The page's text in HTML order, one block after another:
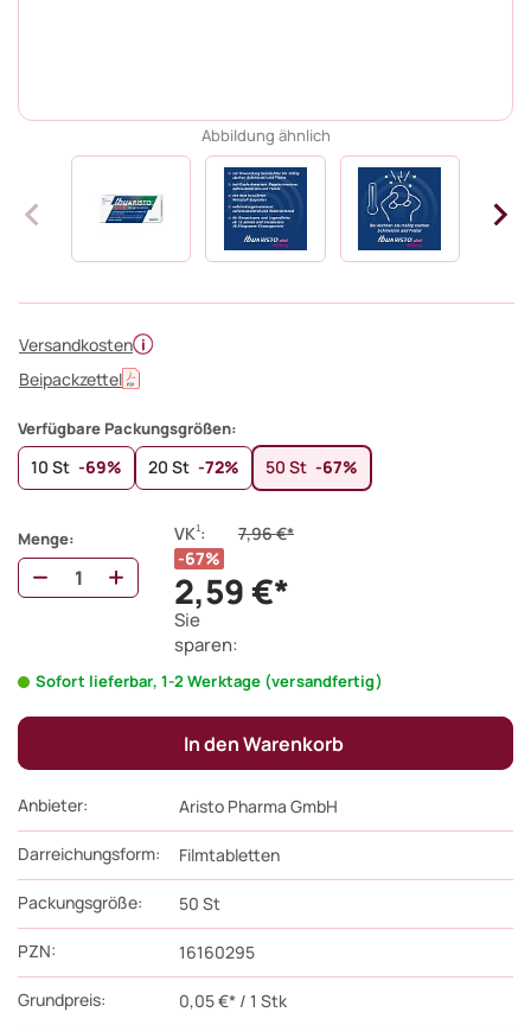
Abbildung ähnlich
Versandkosten
Beipackzettel
Anbieter: Aristo Pharma GmbH
Darreichungsform: Filmtabletten
Packungsgröße: 50 St
PZN: 16160295
Grundpreis: 0,05 €* / 1 Stk
Verfügbare Packungsgrößen:
10 St -69% 20 St -72% 50 St -67%
Menge: VK1 : 7,96 €*
2,59 €*
Sie
sparen:
67%
Sofort lieferbar, 1-2 Werktage (versandfertig)
In den Warenkorb